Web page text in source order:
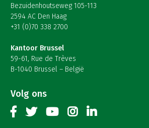
Bezuidenhoutseweg 105-113
2594 AC Den Haag
+31 (0)70 338 2700
Kantoor Brussel
59-61, Rue de Trèves
B-1040 Brussel – België
Volg ons